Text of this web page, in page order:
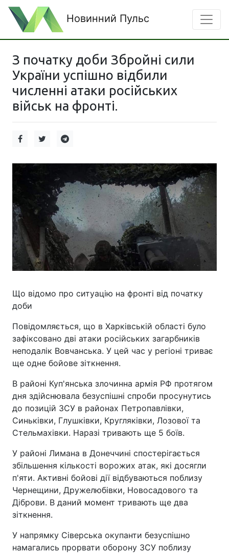
Новинний Пульс
З початку доби Збройні сили
України успішно відбили
численні атаки російських
військ на фронті.
Що відомо про ситуацію на фронті від початку
доби
Повідомляється, що в Харківській області було
зафіксовано дві атаки російських загарбників
неподалік Вовчанська. У цей час у регіоні триває
ще одне бойове зіткнення.
В районі Куп'янська злочинна армія РФ протягом
дня здійснювала безуспішні спроби просунутись
до позицій ЗСУ в районах Петропавлівки,
Синьківки, Глушківки, Кругляківки, Лозової та
Стельмахівки. Наразі тривають ще 5 боїв.
У районі Лимана в Донеччині спостерігається
збільшення кількості ворожих атак, які досягли
п'яти. Активні бойові дії відбуваються поблизу
Чернещини, Дружелюбівки, Новосадового та
Діброви. В даний момент тривають ще два
зіткнення.
У напрямку Сіверська окупанти безуспішно
намагались прорвати оборону ЗСУ поблизу